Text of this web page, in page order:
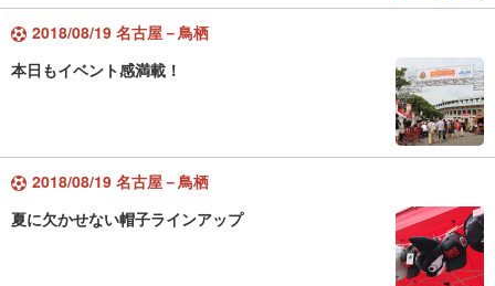
2018/08/19 名古屋－鳥栖
本日もイベント感満載！
2018/08/19 名古屋－鳥栖
夏に欠かせない帽子ラインアップ